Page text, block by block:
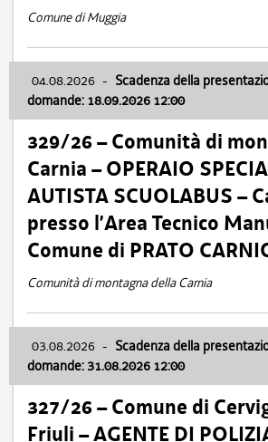
Comune di Muggia
04.08.2026 - Scadenza della
domande: 18.09.2026 12:00
329/26 – Comunità di
Carnia – OPERAIO
AUTISTA SCUOLABUS –
presso l’Area Tecnico
Comune di PRATO
Comunità di montagna della Carnia
03.08.2026 - Scadenza della
domande: 31.08.2026 12:00
327/26 – Comune di
Friuli – AGENTE DI